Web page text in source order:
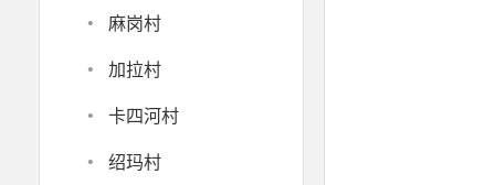
· 麻岗村
· 加拉村
· 卡四河村
· 绍玛村